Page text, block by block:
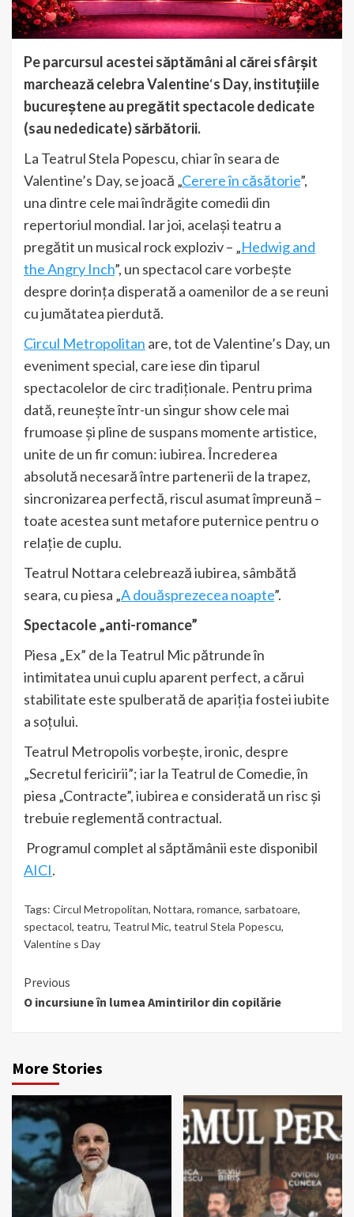
Pe parcursul acestei săptămâni al cărei sfârșit
marchează celebra Valentine‘s Day, instituțiile
bucureștene au pregătit spectacole dedicate
(sau nededicate) sărbătorii.
La Teatrul Stela Popescu, chiar în seara de
Valentine’s Day, se joacă „Cerere în căsătorie”,
una dintre cele mai îndrăgite comedii din
repertoriul mondial. Iar joi, același teatru a
pregătit un musical rock exploziv – „Hedwig and
the Angry Inch”, un spectacol care vorbește
despre dorința disperată a oamenilor de a se reuni
cu jumătatea pierdută.
Circul Metropolitan are, tot de Valentine’s Day, un
eveniment special, care iese din tiparul
spectacolelor de circ tradiționale. Pentru prima
dată, reunește într-un singur show cele mai
frumoase și pline de suspans momente artistice,
unite de un fir comun: iubirea. Încrederea
absolută necesară între partenerii de la trapez,
sincronizarea perfectă, riscul asumat împreună –
toate acestea sunt metafore puternice pentru o
relație de cuplu.
Teatrul Nottara celebrează iubirea, sâmbătă
seara, cu piesa „A douăsprezecea noapte”.
Spectacole „anti-romance”
Piesa „Ex” de la Teatrul Mic pătrunde în
intimitatea unui cuplu aparent perfect, a cărui
stabilitate este spulberată de apariția fostei iubite
a soțului.
Teatrul Metropolis vorbește, ironic, despre
„Secretul fericirii”; iar la Teatrul de Comedie, în
piesa „Contracte”, iubirea e considerată un risc și
trebuie reglementă contractual.
Programul complet al săptămânii este disponibil
AICI.
Tags: Circul Metropolitan, Nottara, romance, sarbatoare,
spectacol, teatru, Teatrul Mic, teatrul Stela Popescu,
Valentine s Day
Continue
Reading
Previous
O incursiune în lumea Amintirilor din copilărie
More Stories